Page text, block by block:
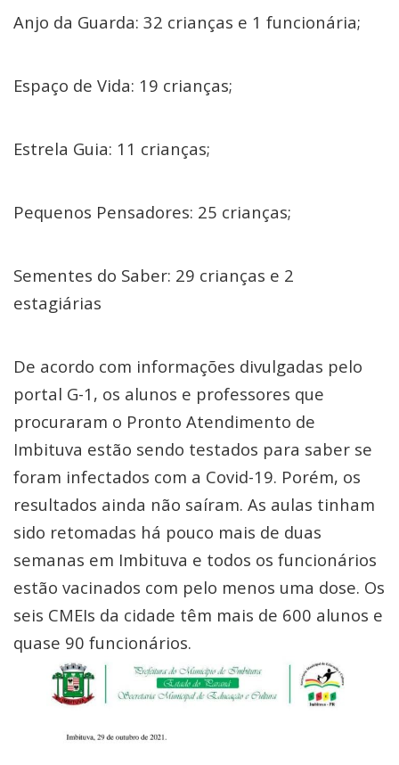
Anjo da Guarda: 32 crianças e 1 funcionária;
Espaço de Vida: 19 crianças;
Estrela Guia: 11 crianças;
Pequenos Pensadores: 25 crianças;
Sementes do Saber: 29 crianças e 2
estagiárias
De acordo com informações divulgadas pelo
portal G-1, os alunos e professores que
procuraram o Pronto Atendimento de
Imbituva estão sendo testados para saber se
foram infectados com a Covid-19. Porém, os
resultados ainda não saíram. As aulas tinham
sido retomadas há pouco mais de duas
semanas em Imbituva e todos os funcionários
estão vacinados com pelo menos uma dose. Os
seis CMEIs da cidade têm mais de 600 alunos e
quase 90 funcionários.